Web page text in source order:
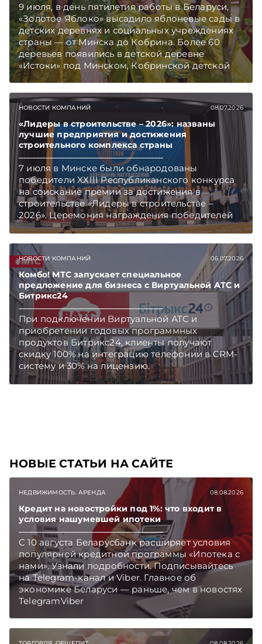
9 июля, в день пятилетия работы в Беларуси,
«Золотое Яблоко» высадило яблоневые сады в
детских деревнях и социальных учреждениях
страны — от Минска до Кобрина. Более 60
деревьев появились в детской деревне
«Истоки» под Минском, Кобринской детской
деревне и в детских домах семейного типа.
мастер-классы в детскую деревню «Истоки».
НОВОСТИ КОМПАНИЙ 08.07.2026
«Лидеры в строительстве – 2026»: названы
лучшие предприятия и достижения
строительного комплекса страны
7 июля в Минске были обнародованы
победители XХIII Республиканского конкурса
на соискание премии за достижения в
строительстве «Лидеры в строительстве –
2026». Церемония награждения победителей
состоялась в столичном «Президент Отеле».
номинациях.
НОВОСТИ КОМПАНИЙ 06.07.2026
Комбо! МТС запускает специальное
предложение для бизнеса с Виртуальной АТС и
Битрикс24
При подключении Виртуальной АТС и
приобретении годовых программных
продуктов Битрикс24, клиенты получают
скидку 100% на интеграцию телефонии в CRM-
систему и 30% на лицензию.
НОВЫЕ СТАТЬИ НА САЙТЕ
НЕДВИЖИМОСТЬ. АРЕНДА 08.08.2026
Кредит на новостройки под 1%: что входит в
условия нашумевшей ипотеки
С 10 августа Беларусбанк расширяет условия
популярной кредитной программы «Ипотека с
нами». Узнали подробности. Подписывайтесь
на Telegram‑канал и Viber. Главное об
экономике Беларуси — раньше, чем в новостях
TelegramViber